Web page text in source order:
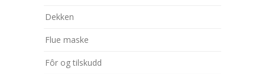
Dekken
Flue maske
Fôr og tilskudd